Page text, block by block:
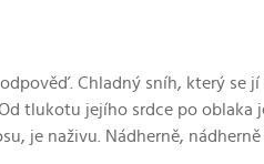
Chladný sníh, který se
tlukotu jejího srdce po
je naživu. Nádherně,